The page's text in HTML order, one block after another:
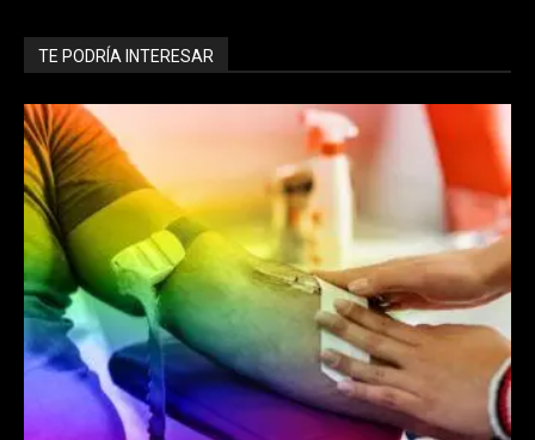
TE PODRÍA INTERESAR